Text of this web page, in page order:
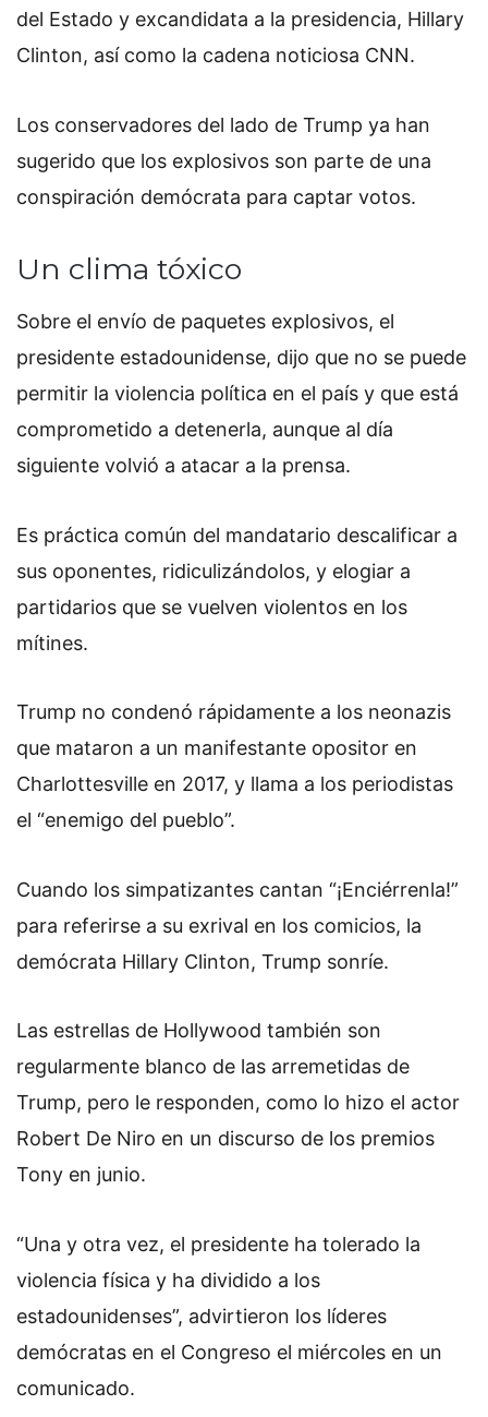
del Estado y excandidata a la presidencia, Hillary
Clinton, así como la cadena noticiosa CNN.
Los conservadores del lado de Trump ya han
sugerido que los explosivos son parte de una
conspiración demócrata para captar votos.
Un clima tóxico
Sobre el envío de paquetes explosivos, el
presidente estadounidense, dijo que no se puede
permitir la violencia política en el país y que está
comprometido a detenerla, aunque al día
siguiente volvió a atacar a la prensa.
Es práctica común del mandatario descalificar a
sus oponentes, ridiculizándolos, y elogiar a
partidarios que se vuelven violentos en los
mítines.
Trump no condenó rápidamente a los neonazis
que mataron a un manifestante opositor en
Charlottesville en 2017, y llama a los periodistas
el “enemigo del pueblo”.
Cuando los simpatizantes cantan “¡Enciérrenla!”
para referirse a su exrival en los comicios, la
demócrata Hillary Clinton, Trump sonríe.
Las estrellas de Hollywood también son
regularmente blanco de las arremetidas de
Trump, pero le responden, como lo hizo el actor
Robert De Niro en un discurso de los premios
Tony en junio.
“Una y otra vez, el presidente ha tolerado la
violencia física y ha dividido a los
estadounidenses”, advirtieron los líderes
demócratas en el Congreso el miércoles en un
comunicado.